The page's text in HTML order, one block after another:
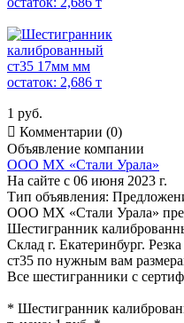
1 руб.
 Комментарии (0)
Объявление компании
ООО МХ «Стали Урала»
На сайте с 06 июня 2023 г.
Тип объявления:
ООО МХ «Стали Урала»
Шестигранник
Склад г. Екатеринбург.
ст35 по нужным вам
Все шестигранники с
* Шестигранник